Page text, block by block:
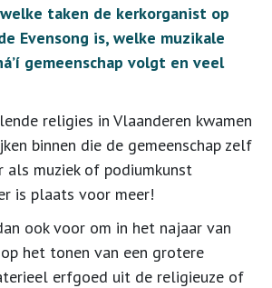
taken de kerkorganist op
Evensong is, welke muzikale
gemeenschap volgt en veel
religies in Vlaanderen kwamen
binnen die de gemeenschap zelf
als muziek of podiumkunst
is plaats voor meer!
ook voor om in het najaar van
het tonen van een grotere
erfgoed uit de religieuze of